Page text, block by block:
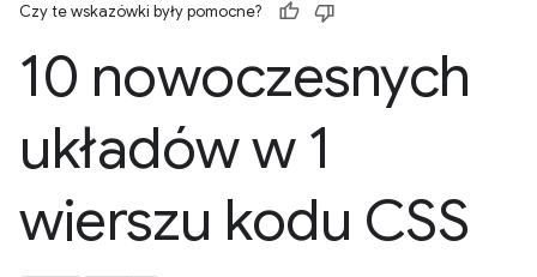
Czy te wskazówki były pomocne?
10 nowoczesnych
układów w 1
wierszu kodu CSS